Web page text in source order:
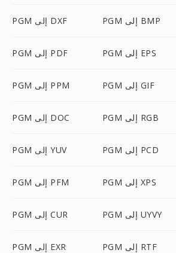
PGM إلى DXF PGM إلى BMP
PGM إلى PDF PGM إلى EPS
PGM إلى PPM PGM إلى GIF
PGM إلى DOC PGM إلى RGB
PGM إلى YUV PGM إلى PCD
PGM إلى PFM PGM إلى XPS
PGM إلى CUR PGM إلى UYVY
PGM إلى EXR PGM إلى RTF